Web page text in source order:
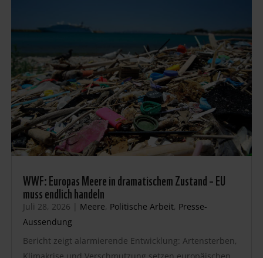
WWF: Europas Meere in dramatischem Zustand – EU
muss endlich handeln
Juli 28, 2026 | Meere, Politische Arbeit, Presse-
Aussendung
Bericht zeigt alarmierende Entwicklung: Artensterben,
Klimakrise und Verschmutzung setzen europäischen